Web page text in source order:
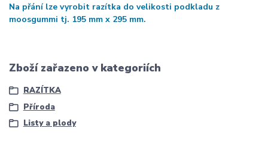
Na přání lze vyrobit razítka do velikosti podkladu z
moosgummi tj. 195 mm x 295 mm.
Zboží zařazeno v kategoriích
RAZÍTKA
Příroda
Listy a plody